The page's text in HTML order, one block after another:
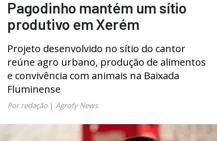
Pagodinho mantém um sítio
produtivo em Xerém
Projeto desenvolvido no sítio do cantor
reúne agro urbano, produção de alimentos
e convivência com animais na Baixada
Fluminense
Por redação| Agrofy News